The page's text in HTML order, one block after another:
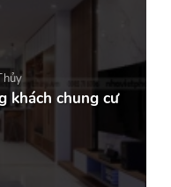
khách chung cư